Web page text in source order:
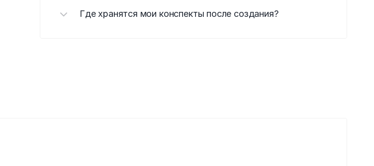
Где хранятся мои конспекты после создания?